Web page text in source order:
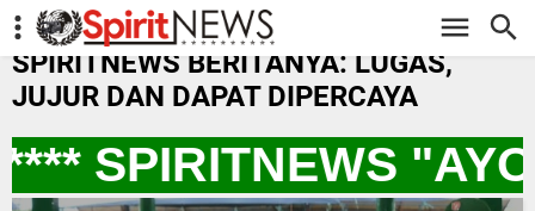
-->
SPIRITNEWS BERITANYA: LUGAS,
JUJUR DAN DAPAT DIPERCAYA
SPIRITNEWS "AYO